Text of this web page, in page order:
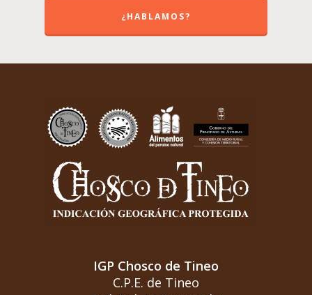
¿HABLAMOS?
IGP Chosco de Tineo
C.P.E. de Tineo